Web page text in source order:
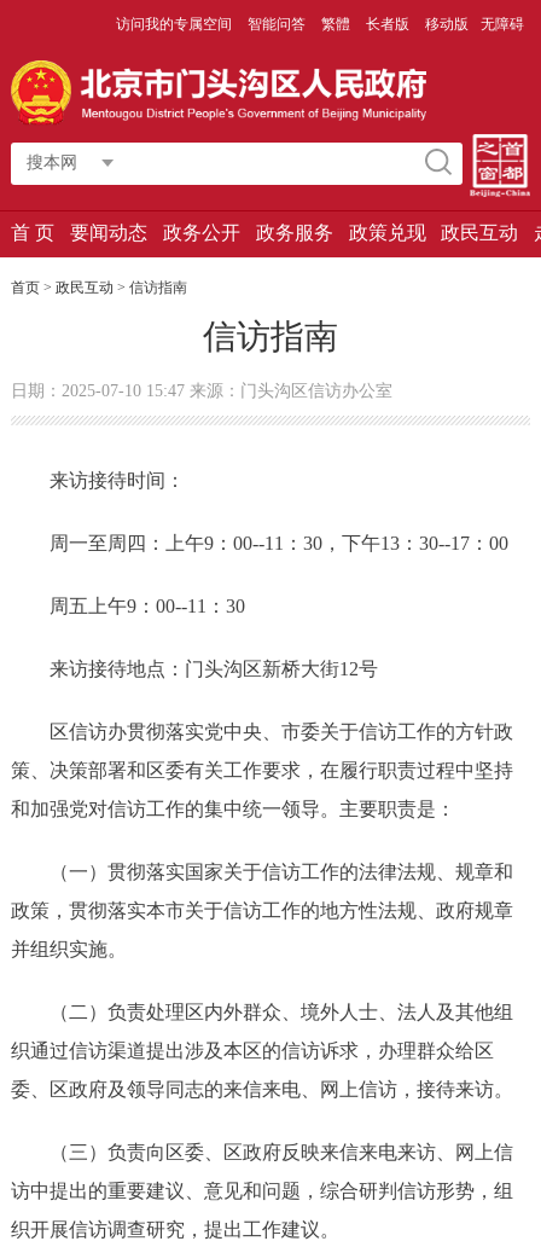
访问我的专属空间 智能问答 繁體 长者版 移动版 无障碍
搜本网
首 页 要闻动态 政务公开 政务服务 政策兑现 政民互动
首页> 政民互动 > 信访指南
信访指南
日期：2025-07-10 15:47 来源：门头沟区信访办公室
来访接待时间：
周一至周四：上午9：00--11：30，下午13：30--17：00
周五上午9：00--11：30
来访接待地点：门头沟区新桥大街12号
区信访办贯彻落实党中央、市委关于信访工作的方针政
策、决策部署和区委有关工作要求，在履行职责过程中坚持
和加强党对信访工作的集中统一领导。主要职责是：
（一）贯彻落实国家关于信访工作的法律法规、规章和
政策，贯彻落实本市关于信访工作的地方性法规、政府规章
并组织实施。
（二）负责处理区内外群众、境外人士、法人及其他组
织通过信访渠道提出涉及本区的信访诉求，办理群众给区
委、区政府及领导同志的来信来电、网上信访，接待来访。
（三）负责向区委、区政府反映来信来电来访、网上信
访中提出的重要建议、意见和问题，综合研判信访形势，组
织开展信访调查研究，提出工作建议。